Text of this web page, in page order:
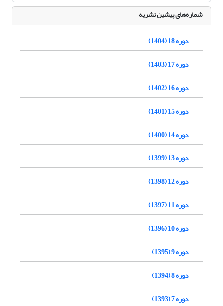
شماره‌های پیشین نشریه
دوره 18 (1404)
دوره 17 (1403)
دوره 16 (1402)
دوره 15 (1401)
دوره 14 (1400)
دوره 13 (1399)
دوره 12 (1398)
دوره 11 (1397)
دوره 10 (1396)
دوره 9 (1395)
دوره 8 (1394)
دوره 7 (1393)